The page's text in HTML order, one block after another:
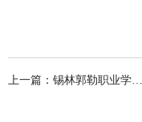
上一篇：锡林郭勒职业学院团委聚焦社团举办“聚焦青春，凝聚梦想”主题联谊会